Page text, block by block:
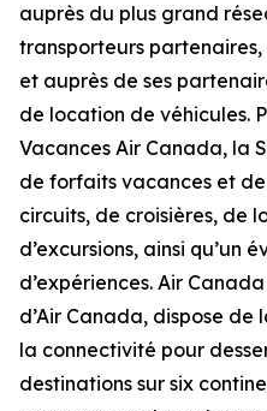
auprès du plus grand
transporteurs
et auprès de ses
de location de véhicules.
Vacances Air Canada, la
de forfaits vacances et
circuits, de croisières, de
d’excursions, ainsi qu’un
d’expériences. Air
d’Air Canada, dispose
la connectivité pour
destinations sur six